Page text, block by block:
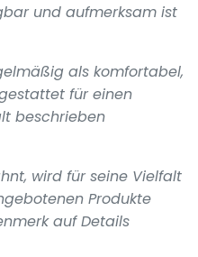
und aufmerksam ist
als komfortabel,
für einen
beschrieben
wird für seine Vielfalt
Produkte
auf Details